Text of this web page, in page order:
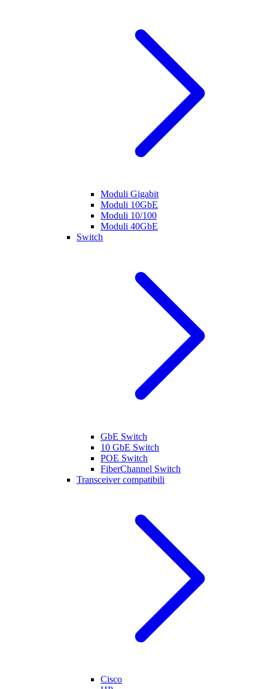
Moduli Gigabit
Moduli 10GbE
Moduli 10/100
Moduli 40GbE
Switch
GbE Switch
10 GbE Switch
POE Switch
FiberChannel Switch
Transceiver compatibili
Cisco